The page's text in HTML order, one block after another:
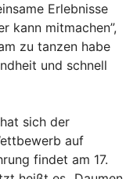
Erlebnisse
kann mitmachen”,
zu tanzen habe
und schnell
sich der
auf
findet am 17.